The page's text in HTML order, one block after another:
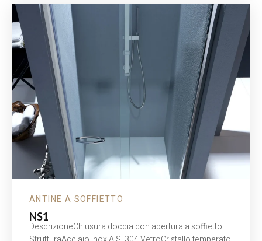
ANTINE A SOFFIETTO
NS1
DescrizioneChiusura doccia con apertura a soffietto